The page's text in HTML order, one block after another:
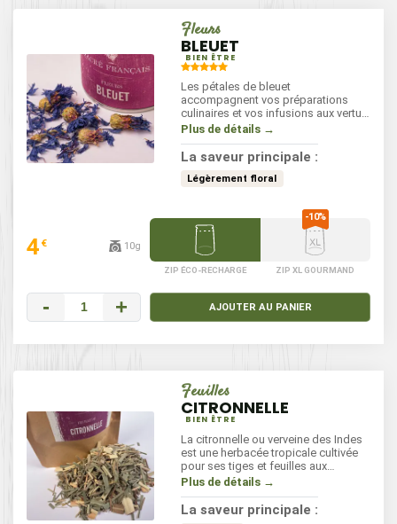
Fleurs
BLEUET
BIEN ÊTRE
Les pétales de bleuet
accompagnent vos préparations
culinaires et vos infusions aux vertus
apaisantes. Après le déjeuner ou le
pétales dans 200 ml d'eau
frémissante et laissez infuser 10
minutes.
Plus de détails →
La saveur principale :
Légèrement floral
4 € 10g
ZIP ÉCO-RECHARGE ZIP XL GOURMAND
- + AJOUTER AU PANIER
Feuilles
CITRONNELLE
BIEN ÊTRE
La citronnelle ou verveine des Indes
est une herbacée tropicale cultivée
pour ses tiges et feuilles aux
qualités aromatiques et gustatives.
Plus de détails →
La saveur principale :